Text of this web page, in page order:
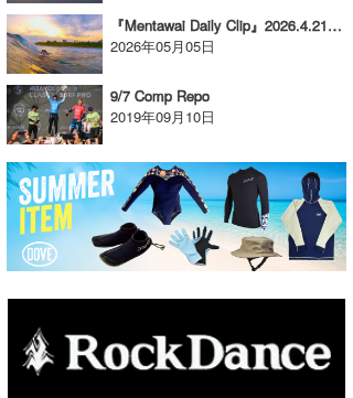
『Mentawai Daily Clip』2026.4.21 @ Thunder’s Right
2026年05月05日
9/7 Comp Repo
2019年09月10日
たっちー
ハンマー
まっきー
三輪予報士
小川予報士
上田純子
上條将美
唐澤予報士